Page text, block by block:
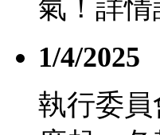
氣！詳情
1/4/2025
執行委